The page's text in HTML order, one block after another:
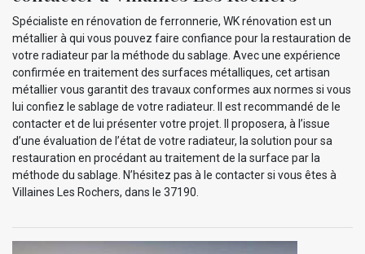
Spécialiste en rénovation de ferronnerie, WK rénovation est un
métallier à qui vous pouvez faire confiance pour la restauration de
votre radiateur par la méthode du sablage. Avec une expérience
confirmée en traitement des surfaces métalliques, cet artisan
métallier vous garantit des travaux conformes aux normes si vous
lui confiez le sablage de votre radiateur. Il est recommandé de le
contacter et de lui présenter votre projet. Il proposera, à l’issue
d’une évaluation de l’état de votre radiateur, la solution pour sa
restauration en procédant au traitement de la surface par la
méthode du sablage. N’hésitez pas à le contacter si vous êtes à
Villaines Les Rochers, dans le 37190.